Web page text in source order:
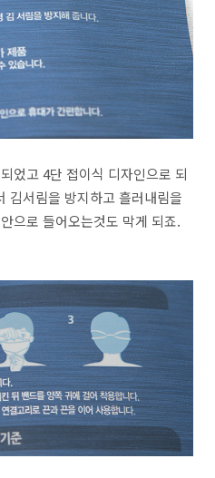
었고 4단 접이식 디자인으로 되
김서림을 방지하고 흘러내림을
으로 들어오는것도 막게 되죠.